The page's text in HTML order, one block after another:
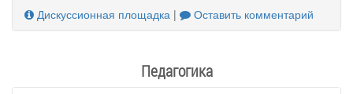
Дискуссионная площадка | Оставить комментарий
Педагогика